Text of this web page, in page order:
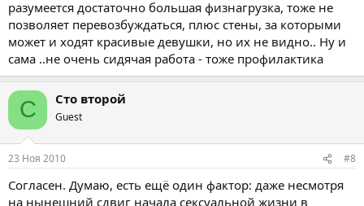
разумеется достаточно большая физнагрузка, тоже не
позволяет перевозбуждаться, плюс стены, за которыми
может и ходят красивые девушки, но их не видно.. Ну и
сама ..не очень сидячая работа - тоже профилактика
С Сто второй
Guest
23 Ноя 2010 #8
Согласен. Думаю, есть ещё один фактор: даже несмотря
на нынешний сдвиг начала сексуальной жизни в